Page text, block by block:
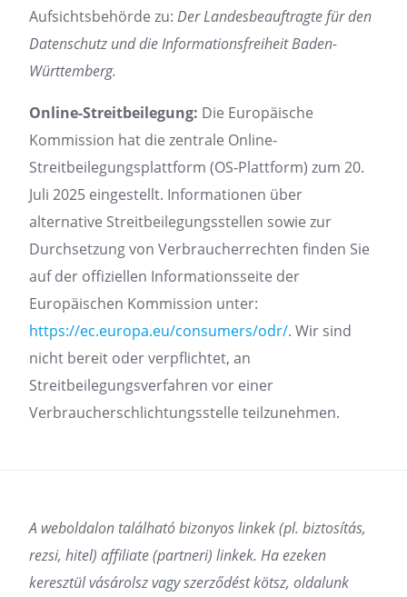
Aufsichtsbehörde zu: Der Landesbeauftragte für den
Datenschutz und die Informationsfreiheit Baden-
Württemberg.
Online-Streitbeilegung: Die Europäische
Kommission hat die zentrale Online-
Streitbeilegungsplattform (OS-Plattform) zum 20.
Juli 2025 eingestellt. Informationen über
alternative Streitbeilegungsstellen sowie zur
Durchsetzung von Verbraucherrechten finden Sie
auf der offiziellen Informationsseite der
Europäischen Kommission unter:
https://ec.europa.eu/consumers/odr/. Wir sind
nicht bereit oder verpflichtet, an
Streitbeilegungsverfahren vor einer
Verbraucherschlichtungsstelle teilzunehmen.
A weboldalon található bizonyos linkek (pl. biztosítás,
rezsi, hitel) affiliate (partneri) linkek. Ha ezeken
keresztül vásárolsz vagy szerződést kötsz, oldalunk